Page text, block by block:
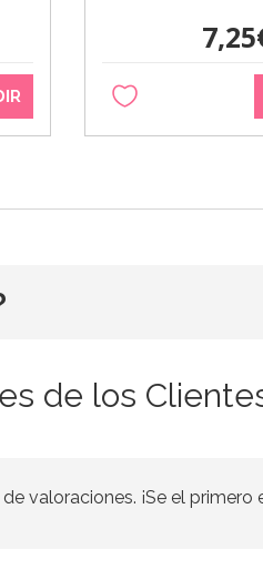
de los
valoraciones. ¡Se el primero